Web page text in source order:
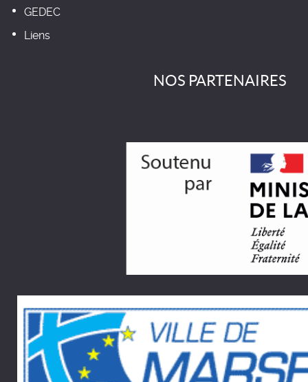
GEDEC
Liens
NOS PARTENAIRES